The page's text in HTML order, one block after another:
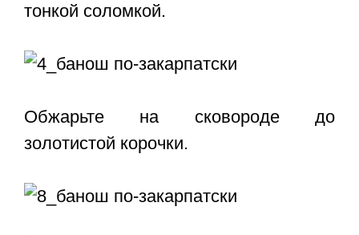
тонкой соломкой.
Обжарьте на сковороде до
золотистой корочки.